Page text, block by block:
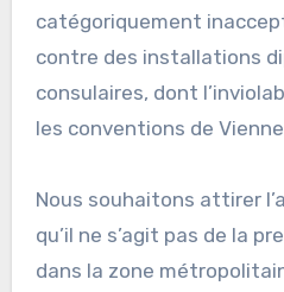
catégoriquement
contre des installations
consulaires, dont
les conventions de Vienne
Nous souhaitons attirer
qu’il ne s’agit pas de la
dans la zone